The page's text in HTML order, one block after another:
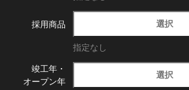
採用商品 選択
指定なし
竣工年・
オープン年
選択